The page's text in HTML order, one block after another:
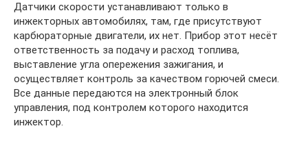
Датчики скорости устанавливают только в
инжекторных автомобилях, там, где присутствуют
карбюраторные двигатели, их нет. Прибор этот несёт
ответственность за подачу и расход топлива,
выставление угла опережения зажигания, и
осуществляет контроль за качеством горючей смеси.
Все данные передаются на электронный блок
управления, под контролем которого находится
инжектор.